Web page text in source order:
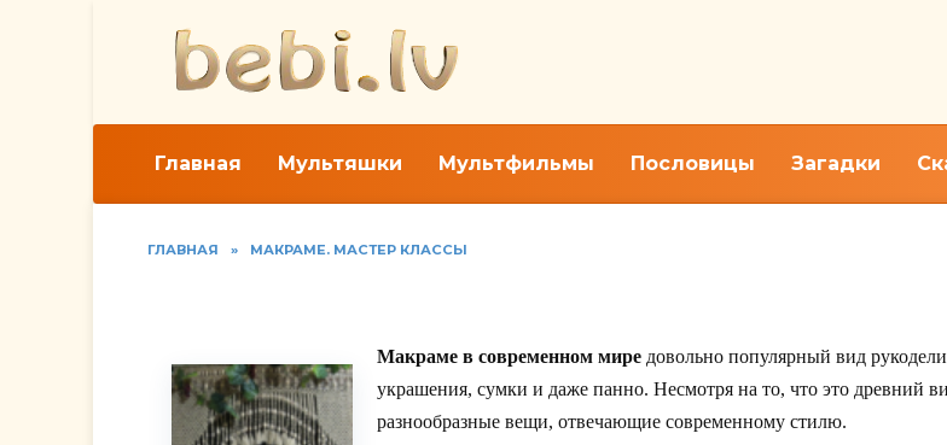
Главная Мультяшки Мультфильмы Пословицы Загадки
ГЛАВНАЯ » МАКРАМЕ. МАСТЕР КЛАССЫ
Макраме в современном мире довольно популярный вид
украшения, сумки и даже панно. Несмотря на то, что это древний
разнообразные вещи, отвечающие современному стилю.